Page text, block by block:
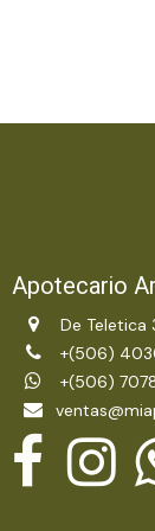
Apotecario
De Teletica
+(506)
+(506)